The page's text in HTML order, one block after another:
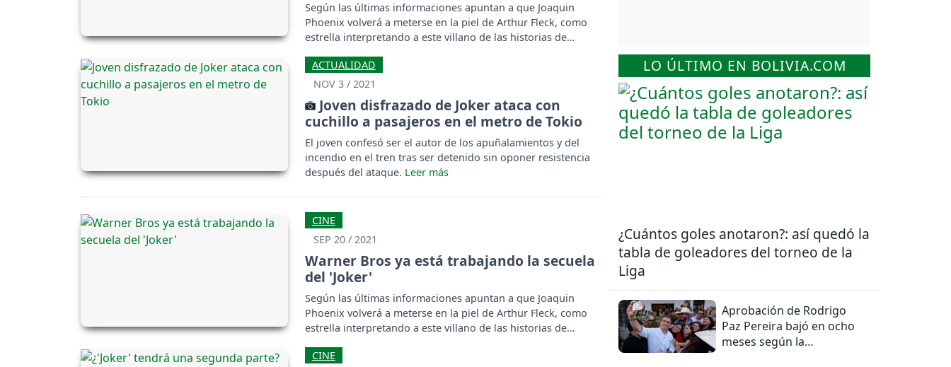
Según las últimas informaciones apuntan a que Joaquin
Phoenix volverá a meterse en la piel de Arthur Fleck, como
estrella interpretando a este villano de las historias de
ACTUALIDAD
NOV 3 / 2021
Joven disfrazado de Joker ataca con
cuchillo a pasajeros en el metro de Tokio
El joven confesó ser el autor de los apuñalamientos y del
incendio en el tren tras ser detenido sin oponer resistencia
después del ataque.
CINE
SEP 20 / 2021
Warner Bros ya está trabajando la secuela
del 'Joker'
Según las últimas informaciones apuntan a que Joaquin
Phoenix volverá a meterse en la piel de Arthur Fleck, como
estrella interpretando a este villano de las historias de
CINE
LO ÚLTIMO EN BOLIVIA.COM
¿Cuántos goles anotaron?: así quedó la
tabla de goleadores del torneo de la
Liga
Aprobación de Rodrigo
Paz Pereira bajó en ocho
meses según la